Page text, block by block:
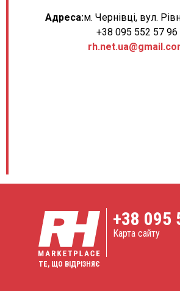
Адреса:м. Чернівці, вул.
+38 095 552 57 96
ТЕ, ЩО ВІДРІЗНЯЄ
+38 095
Карта сайту